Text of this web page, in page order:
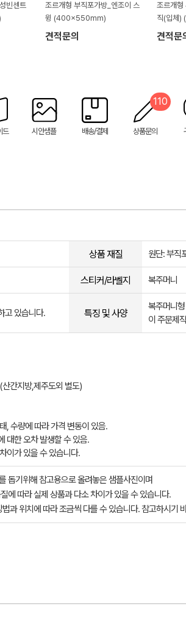
빈센트
조르개형 부직포가방_엔조이 스
윙 (400x550mm)
견적문의
조르개형
직(입체
견적문
드 시안샘플 배송/결제 상품문의
110
상품 재질 원단: 부직
스티커/라벨지 복주머니
고 있습니다. 특징 및 사양
복주머니
이 주문제
간지방,제주도외 별도)​​​
, 수량에 따라 가격 변동이 있음.
대한 오차 발생할 수 있음.​
이가 있을 수 있습니다.
돕기위해 참고용으로 올려놓은 샘플사진이며
에 따라 실제 상품과 다소 차이가 있을 수 있습니다.
과 위치에 따라 조금씩 다를 수 있습니다. 참고하시기